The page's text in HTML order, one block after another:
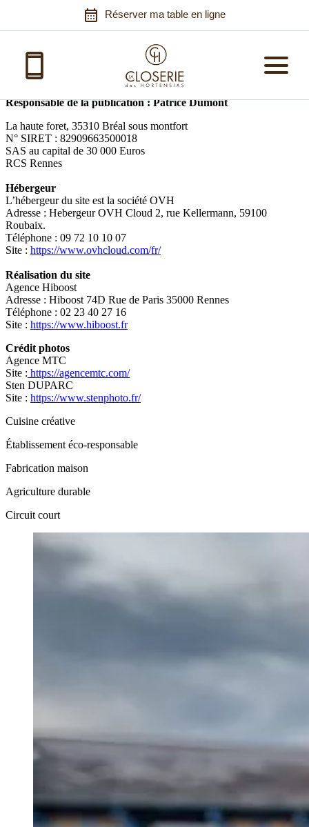
Réserver ma table en ligne
Notre histoire
Traiteur
Plateau-repas
Voir toutes nos offres
Mariage à Rennes
Location de salle
Voir tous nos évènements
Mentions légales
Responsable de la publication : Patrice Dumont
La haute foret, 35310 Bréal sous montfort
N° SIRET : 82909663500018
SAS au capital de 30 000 Euros
RCS Rennes
Hébergeur
L’hébergeur du site est la société OVH
Adresse : Hebergeur OVH Cloud 2, rue Kellermann, 59100
Roubaix.
Téléphone : 09 72 10 10 07
Site : https://www.ovhcloud.com/fr/
Réalisation du site
Agence Hiboost
Adresse : Hiboost 74D Rue de Paris 35000 Rennes
Téléphone : 02 23 40 27 16
Site : https://www.hiboost.fr
Crédit photos
Agence MTC
Site : https://agencemtc.com/
Sten DUPARC
Site : https://www.stenphoto.fr/
Cuisine créative
Établissement éco‑responsable
Fabrication maison
Agriculture durable
Circuit court
Cookies management panel